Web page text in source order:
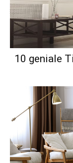
10 geniale